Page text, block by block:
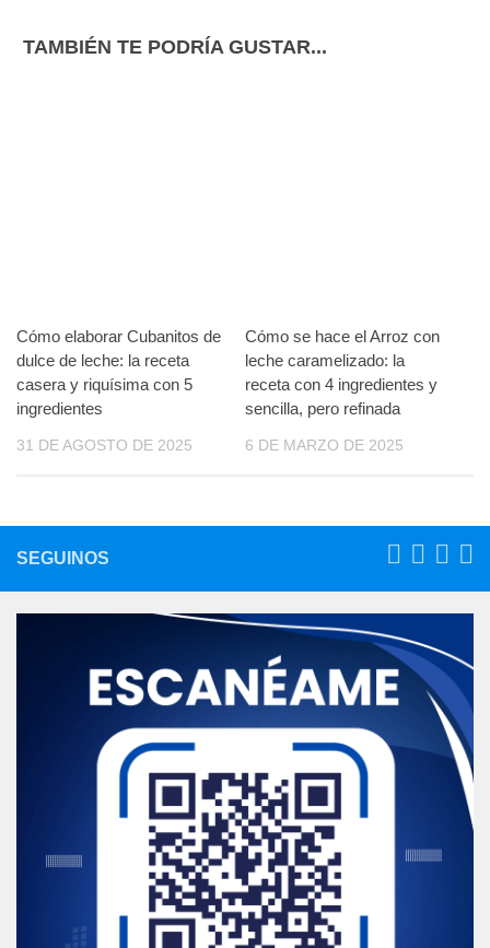
TAMBIÉN TE PODRÍA GUSTAR...
Cómo elaborar Cubanitos de
dulce de leche: la receta
casera y riquísima con 5
ingredientes
31 DE AGOSTO DE 2025
Cómo se hace el Arroz con
leche caramelizado: la
receta con 4 ingredientes y
sencilla, pero refinada
6 DE MARZO DE 2025
SEGUINOS